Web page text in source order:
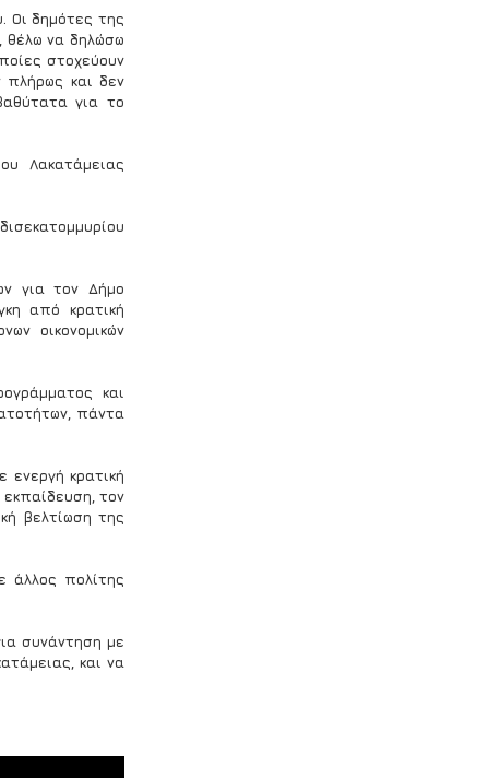
Οι δημότες της
θέλω να δηλώσω
στοχεύουν
πλήρως και δεν
για το
Λακατάμειας
για τον Δήμο
από κρατική
οικονομικών
και
πάντα
ενεργή κρατική
τον
βελτίωση της
άλλος πολίτης
συνάντηση με
και να